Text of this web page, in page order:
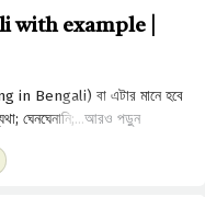
with example |
আরও পড়ুন